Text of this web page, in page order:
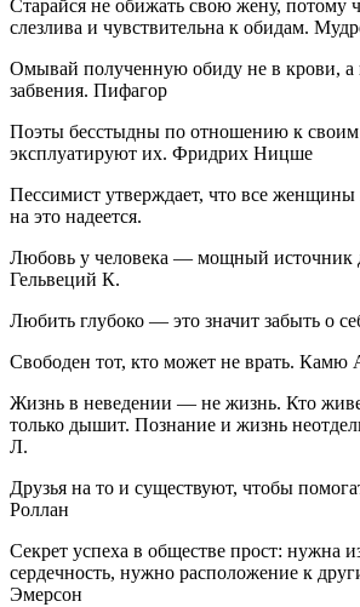
Старайся не обижать свою жену, потому
слезлива и чувствительна к обидам.
Омывай полученную обиду не в крови, а
забвения. Пифагор
Поэты бесстыдны по отношению к
эксплуатируют их. Фридрих Ницше
Пессимист утверждает, что все
на это надеется.
Любовь у человека — мощный источник
Гельвеций К.
Любить глубоко — это значит забыть о
Свободен тот, кто может не врать. Камю
Жизнь в неведении — не жизнь. Кто
только дышит. Познание и жизнь
Л.
Друзья на то и существуют, чтобы
Роллан
Секрет успеха в обществе прост: нужна
сердечность, нужно расположение к
Эмерсон